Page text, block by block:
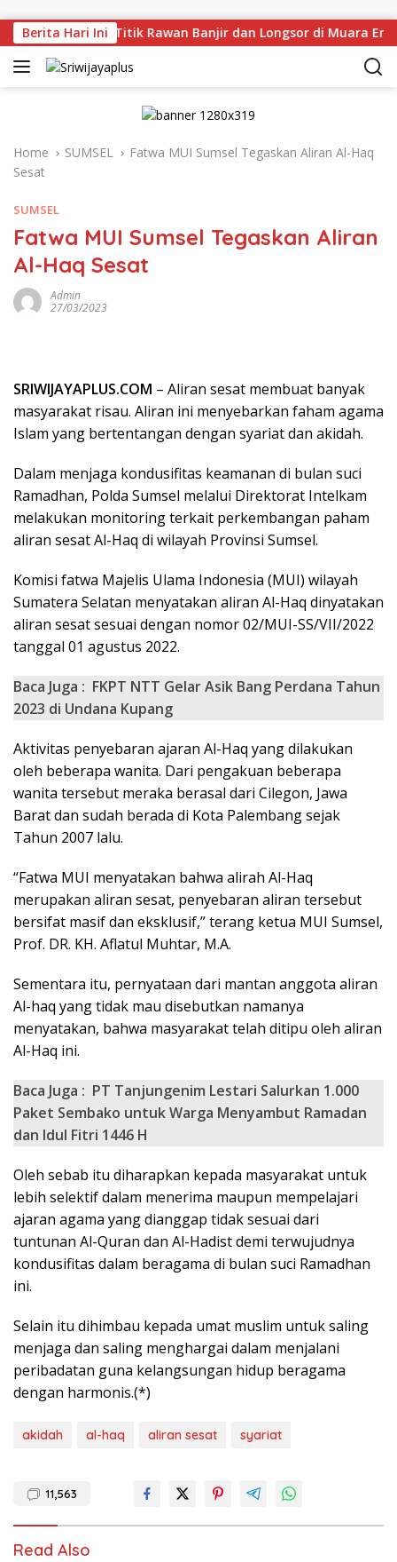
Berita Hari Ini
Langsung Titik Rawan Banjir dan Longsor di Muara Enim,
Home SUMSEL
Fatwa MUI Sumsel Tegaskan Aliran Al-Haq
Sesat
SUMSEL
Fatwa MUI Sumsel Tegaskan Aliran
Al-Haq Sesat
Admin
27/03/2023
SRIWIJAYAPLUS.COM – Aliran sesat membuat banyak
masyarakat risau. Aliran ini menyebarkan faham agama
Islam yang bertentangan dengan syariat dan akidah.
Dalam menjaga kondusifitas keamanan di bulan suci
Ramadhan, Polda Sumsel melalui Direktorat Intelkam
melakukan monitoring terkait perkembangan paham
aliran sesat Al-Haq di wilayah Provinsi Sumsel.
Komisi fatwa Majelis Ulama Indonesia (MUI) wilayah
Sumatera Selatan menyatakan aliran Al-Haq dinyatakan
aliran sesat sesuai dengan nomor 02/MUI-SS/VII/2022
tanggal 01 agustus 2022.
Baca Juga : FKPT NTT Gelar Asik Bang Perdana Tahun
2023 di Undana Kupang
Aktivitas penyebaran ajaran Al-Haq yang dilakukan
oleh beberapa wanita. Dari pengakuan beberapa
wanita tersebut meraka berasal dari Cilegon, Jawa
Barat dan sudah berada di Kota Palembang sejak
Tahun 2007 lalu.
“Fatwa MUI menyatakan bahwa alirah Al-Haq
merupakan aliran sesat, penyebaran aliran tersebut
bersifat masif dan eksklusif,” terang ketua MUI Sumsel,
Prof. DR. KH. Aflatul Muhtar, M.A.
Sementara itu, pernyataan dari mantan anggota aliran
Al-haq yang tidak mau disebutkan namanya
menyatakan, bahwa masyarakat telah ditipu oleh aliran
Al-Haq ini.
Baca Juga : PT Tanjungenim Lestari Salurkan 1.000
Paket Sembako untuk Warga Menyambut Ramadan
dan Idul Fitri 1446 H
Oleh sebab itu diharapkan kepada masyarakat untuk
lebih selektif dalam menerima maupun mempelajari
ajaran agama yang dianggap tidak sesuai dari
tuntunan Al-Quran dan Al-Hadist demi terwujudnya
kondusifitas dalam beragama di bulan suci Ramadhan
ini.
Selain itu dihimbau kepada umat muslim untuk saling
menjaga dan saling menghargai dalam menjalani
peribadatan guna kelangsungan hidup beragama
dengan harmonis.(*)
akidah al-haq aliran sesat syariat
11,563
Read Also